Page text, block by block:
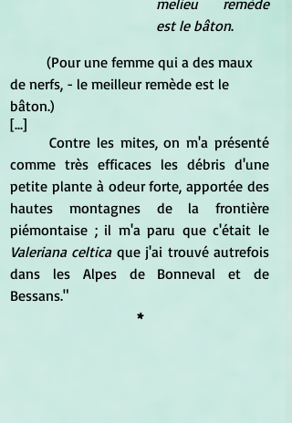
est le bâton.
de nerfs, - le meilleur remède est le
bâton.)
[...]
comme très efficaces les débris d'une
petite plante à odeur forte, apportée des
hautes montagnes de la frontière
Valeriana celtica que j'ai trouvé autrefois
dans les Alpes de Bonneval et de
Bessans."
*